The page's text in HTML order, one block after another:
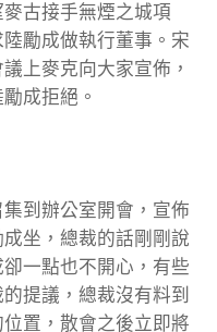
古接手無煙之城項
勵成做執行董事。宋
上麥克向大家宣佈，
成拒絕。
到辦公室開會，宣佈
坐，總裁的話剛剛說
一點也不開心，有些
提議，總裁沒有料到
置，散會之後立即將